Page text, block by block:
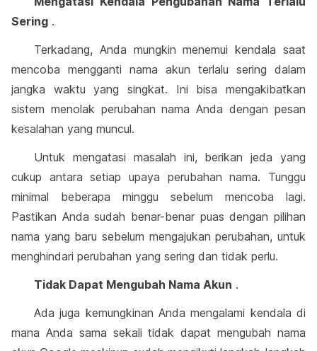
Sering .
Terkadang, Anda mungkin menemui kendala saat
mencoba mengganti nama akun terlalu sering dalam
jangka waktu yang singkat. Ini bisa mengakibatkan
sistem menolak perubahan nama Anda dengan pesan
kesalahan yang muncul.
Untuk mengatasi masalah ini, berikan jeda yang
cukup antara setiap upaya perubahan nama. Tunggu
minimal beberapa minggu sebelum mencoba lagi.
Pastikan Anda sudah benar-benar puas dengan pilihan
nama yang baru sebelum mengajukan perubahan, untuk
menghindari perubahan yang sering dan tidak perlu.
Tidak Dapat Mengubah Nama Akun .
Ada juga kemungkinan Anda mengalami kendala di
mana Anda sama sekali tidak dapat mengubah nama